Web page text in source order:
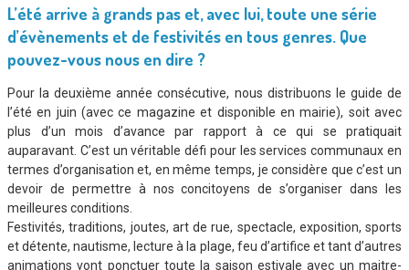
L’été arrive à grands pas et, avec lui, toute une série
d’évènements et de festivités en tous genres. Que
pouvez-vous nous en dire ?
Pour la deuxième année consécutive, nous distribuons le guide de
l’été en juin (avec ce magazine et disponible en mairie), soit avec
plus d’un mois d’avance par rapport à ce qui se pratiquait
auparavant. C’est un véritable défi pour les services communaux en
termes d’organisation et, en même temps, je considère que c’est un
devoir de permettre à nos concitoyens de s’organiser dans les
meilleures conditions.
Festivités, traditions, joutes, art de rue, spectacle, exposition, sports
et détente, nautisme, lecture à la plage, feu d’artifice et tant d’autres
animations vont ponctuer toute la saison estivale avec un maitre-